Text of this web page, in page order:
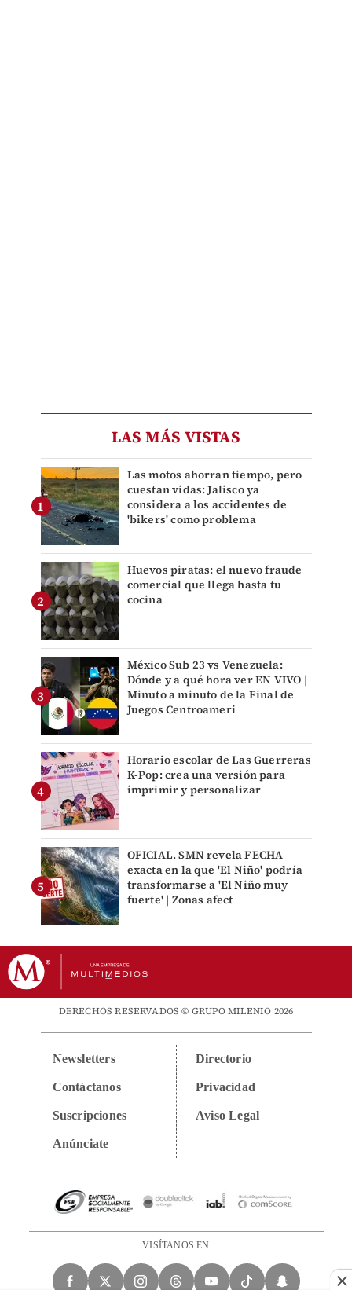
LAS MÁS VISTAS
Las motos ahorran tiempo, pero
cuestan vidas: Jalisco ya
considera a los accidentes de
'bikers' como problema
Huevos piratas: el nuevo fraude
comercial que llega hasta tu
cocina
México Sub 23 vs Venezuela:
Dónde y a qué hora ver EN VIVO |
Minuto a minuto de la Final de
Juegos Centroameri
Horario escolar de Las Guerreras
K-Pop: crea una versión para
imprimir y personalizar
OFICIAL. SMN revela FECHA
exacta en la que 'El Niño' podría
transformarse a 'El Niño muy
fuerte' | Zonas afect
DERECHOS RESERVADOS © GRUPO MILENIO 2026
Newsletters
Contáctanos
Suscripciones
Anúnciate
Directorio
Privacidad
Aviso Legal
VISÍTANOS EN